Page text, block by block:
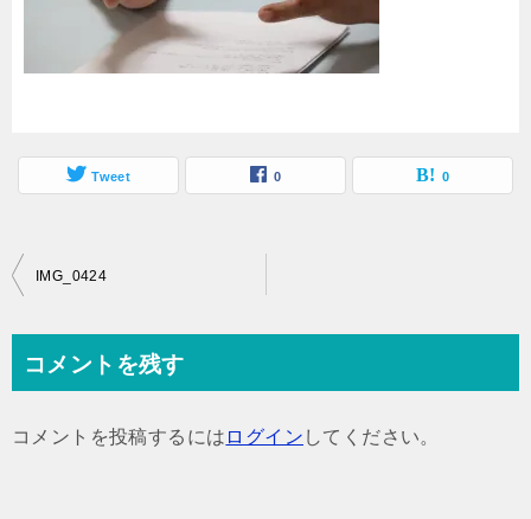
Tweet 0 0
投
ビ
IMG_0424
コメントを残す
コメントを投稿するには ログイン してください。